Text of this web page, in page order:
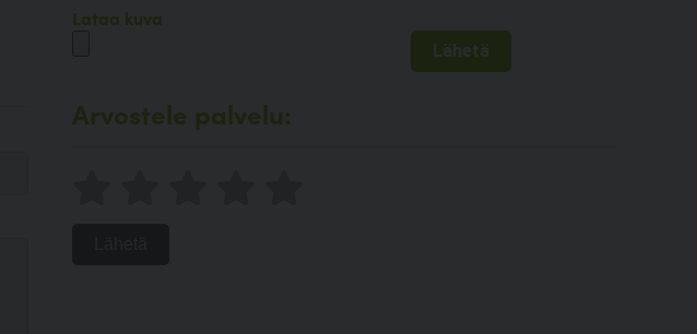
Lataa kuva
Arvostele palvelu: